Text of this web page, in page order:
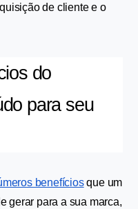
de cliente e o
do
para seu
benefícios que um
gerar para a sua marca,